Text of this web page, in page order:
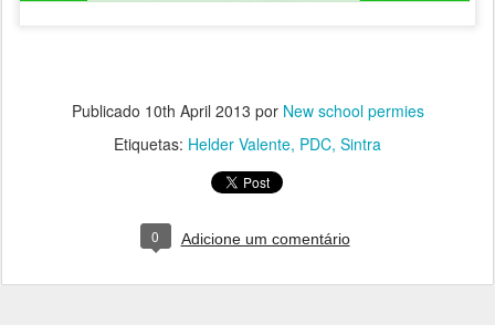
Publicado 10th April 2013 por New school permies
Etiquetas: Helder Valente PDC Sintra
0 Adicione um comentário